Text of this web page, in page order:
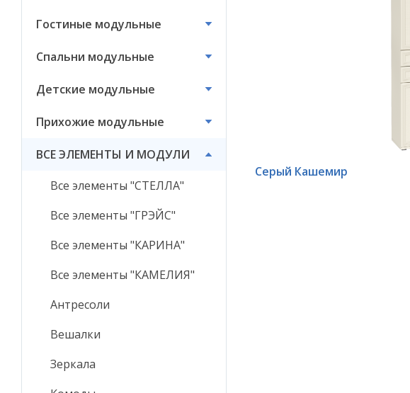
Детские модульные
Прихожие
ВСЕ ЭЛЕМЕНТЫ И
МОДУЛИ
Гостиные модульные
Спальни модульные
Детские модульные
Прихожие модульные
ВСЕ ЭЛЕМЕНТЫ И МОДУЛИ
Все элементы "СТЕЛЛА"
Все элементы "ГРЭЙС"
Все элементы "КАРИНА"
Все элементы "КАМЕЛИЯ"
Антресоли
Вешалки
Зеркала
Серый Кашемир